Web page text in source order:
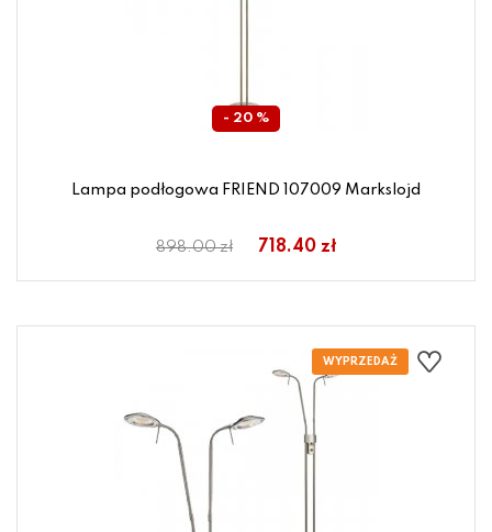
- 20 %
Lampa podłogowa FRIEND 107009 Markslojd
898.00 zł 718.40 zł